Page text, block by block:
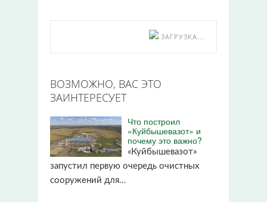
ЗАГРУЗКА...
ВОЗМОЖНО, ВАС ЭТО
ЗАИНТЕРЕСУЕТ
Что построил
«Куйбышевазот» и
почему это важно?
«Куйбышевазот»
запустил первую очередь очистных
сооружений для…